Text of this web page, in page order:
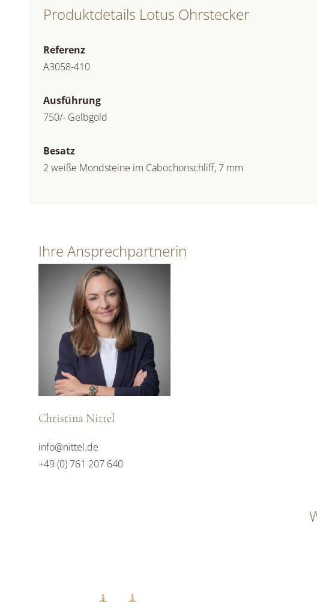
Produktdetails Lotus Ohrstecker
Referenz
A3058-410
Ausführung
750/- Gelbgold
Besatz
2 weiße Mondsteine im Cabochonschliff, 7 mm
Ihre Ansprechpartnerin
Christina Nittel
info@nittel.de
+49 (0) 761 207 640